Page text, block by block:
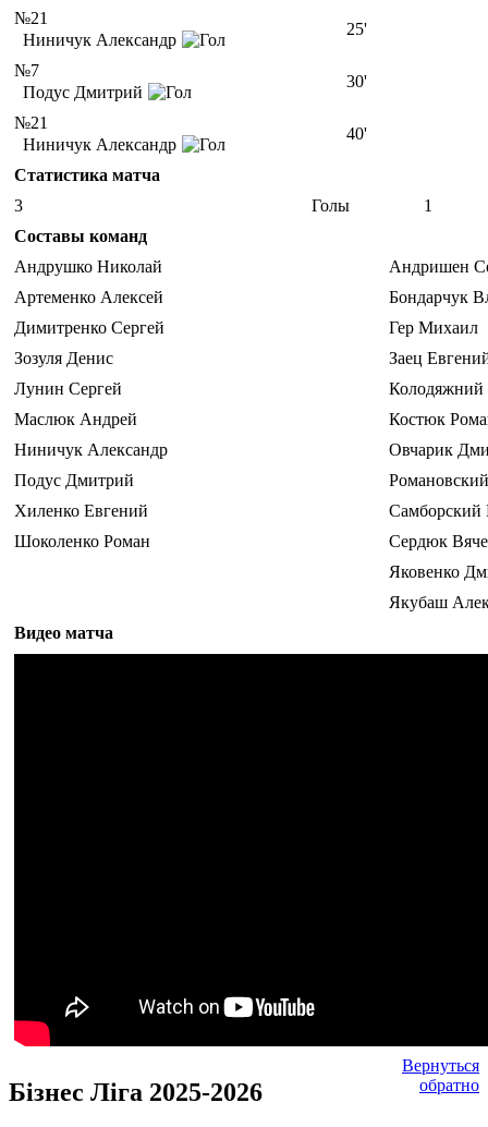
№21
Ниничук Александр
25'
№7
Подус Дмитрий
30'
№21
Ниничук Александр
40'
Статистика матча
3
Голы
1
Составы команд
Андрушко Николай
Андришен
Артеменко Алексей
Бондарчук
Димитренко Сергей
Гер Михаил
Зозуля Денис
Заец
Лунин Сергей
Маслюк Андрей
Костюк
Ниничук Александр
Овчарик
Подус Дмитрий
Хиленко Евгений
Самборский
Шоколенко Роман
Сердюк
Яковенко
Якубаш
Видео матча
Вернуться
обратно
Бізнес Ліга 2025-2026